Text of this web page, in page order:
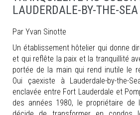
LAUDERDALE-BY-THE-SEA
Par Yvan Sinotte
Un établissement hôtelier qui donne
et qui reflête la paix et la tranquillité
portée de la main qui rend inutile le
Oui çaexiste à Lauderdale-by-the-
enclavée entre Fort Lauderdale et
des années 1980, le propriétaire de